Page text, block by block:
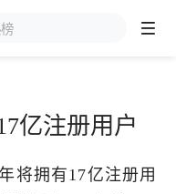
亿注册用户
将拥有17亿注册用